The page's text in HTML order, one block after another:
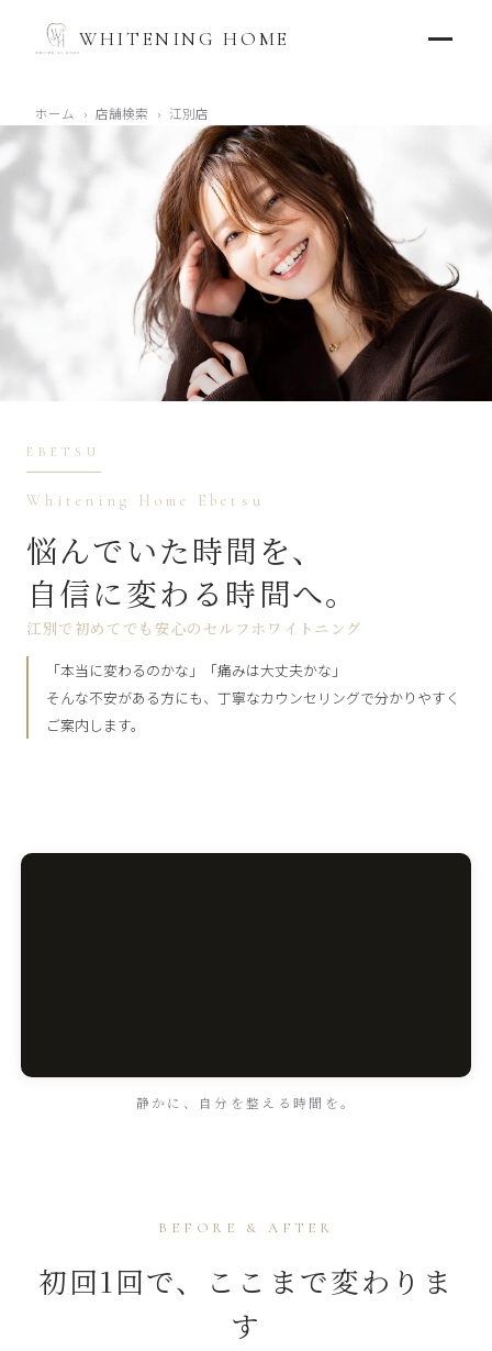
WHITENING HOME
ホーム › 店舗検索 › 江別店
EBETSU
Whitening Home Ebetsu
悩んでいた時間を、
自信に変わる時間へ。
江別で初めてでも安心のセルフホワイトニング
「本当に変わるのかな」「痛みは大丈夫かな」
そんな不安がある方にも、丁寧なカウンセリングで分かりやすく
ご案内します。
静かに、自分を整える時間を。
BEFORE & AFTER
初回1回で、ここまで変わりま
す